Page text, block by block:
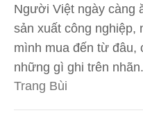
Người Việt ngày càng
sản xuất công nghiệp,
mình mua đến từ đâu,
những gì ghi trên nhãn.
Trang Bùi